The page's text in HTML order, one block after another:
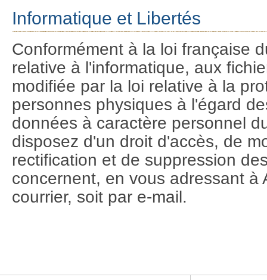
Informatique et Libertés
Conformément à la loi française
relative à l'informatique, aux
modifiée par la loi relative à la
personnes physiques à l'égard
données à caractère personnel
disposez d'un droit d'accès, de
rectification et de suppression
concernent, en vous adressant à
courrier, soit par e-mail.